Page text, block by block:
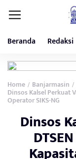
Beranda Redaksi
Home / Banjarmasin /
Dinsos Kalsel Perkuat
Operator SIKS-NG
Dinsos